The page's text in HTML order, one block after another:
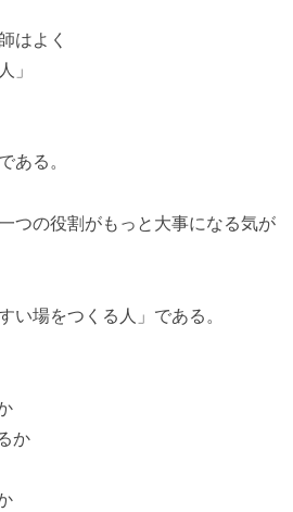
はよく
」
ある。
つの役割がもっと大事になる気が
い場をつくる人」である。
か